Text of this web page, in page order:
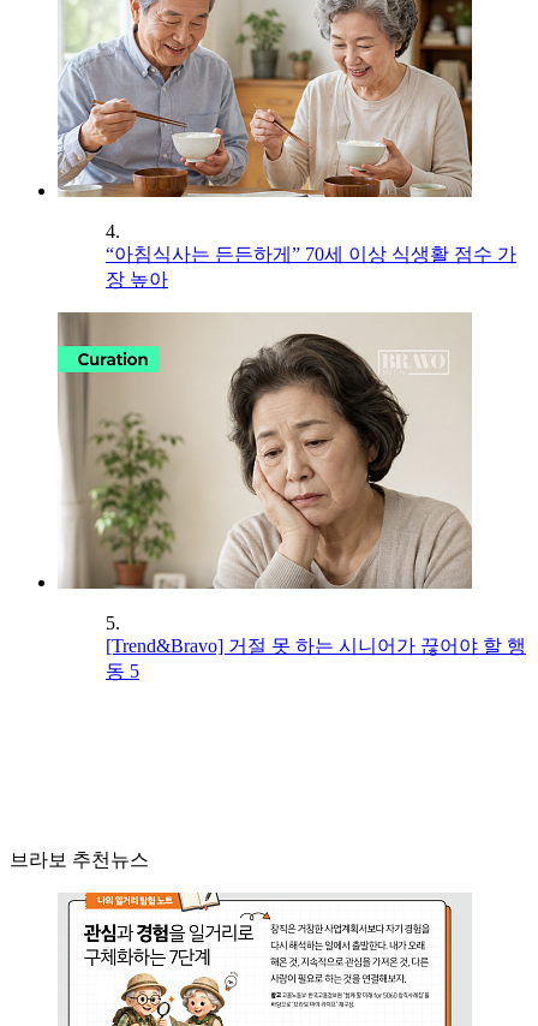
4.
“아침식사는 든든하게” 70세 이상 식생활 점수 가
장 높아
5.
[Trend&Bravo] 거절 못 하는 시니어가 끊어야 할 행
동 5
브라보 추천뉴스